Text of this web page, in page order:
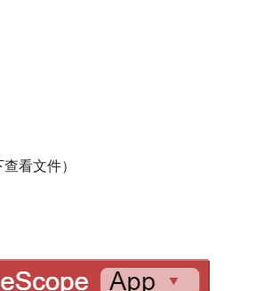
看文件）